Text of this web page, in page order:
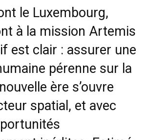
le Luxembourg,
à la mission Artemis
est clair : assurer une
pérenne sur la
ère s’ouvre
spatial, et avec